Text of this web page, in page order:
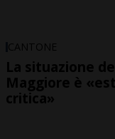
CANTONE
La situazione
Maggiore è
critica»